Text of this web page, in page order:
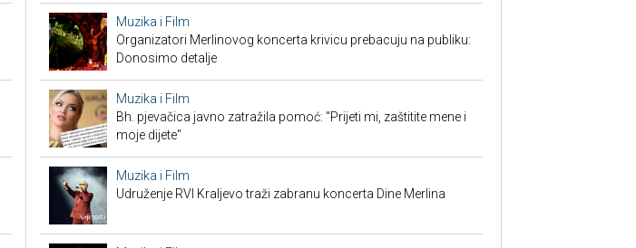
Muzika i Film
Organizatori Merlinovog koncerta krivicu prebacuju na publiku:
Donosimo detalje
Muzika i Film
Bh. pjevačica javno zatražila pomoć: "Prijeti mi, zaštitite mene i
moje dijete"
Muzika i Film
Udruženje RVI Kraljevo traži zabranu koncerta Dine Merlina